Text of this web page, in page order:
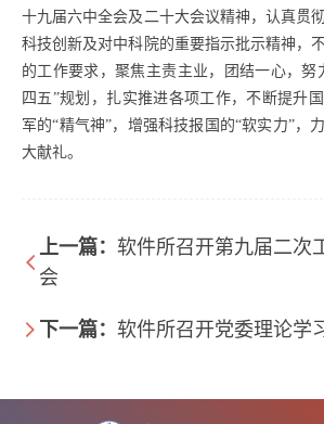
十九届六中全会及二十大会议精神，认真贯
科技创新及对中科院的重要指示批示精神，
的工作要求，聚焦主责主业，团结一心，努
四五”规划，扎实推进各项工作，不断提升
军的“精气神”，增强科技报国的“软实力”，
大献礼。
上一篇： 软件所召开第九届二次
会
下一篇： 软件所召开党委理论学